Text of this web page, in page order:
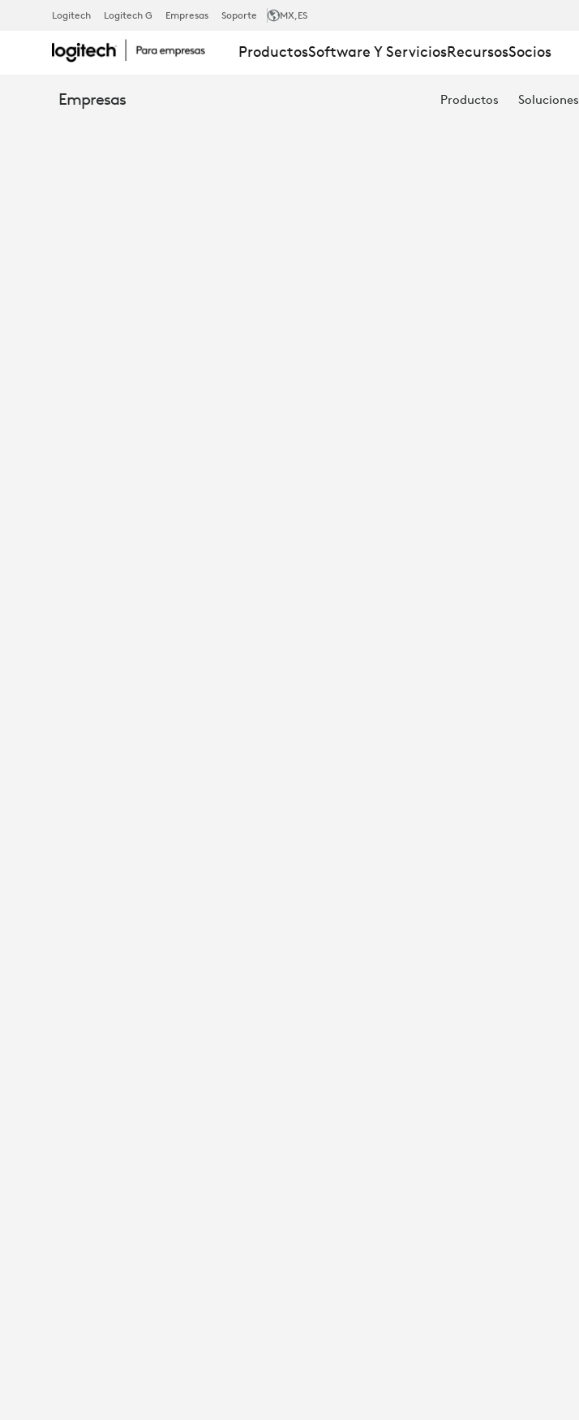
PIEZA
DE
Logitech Logitech G Empresas Soporte MX,ES
ProductosSoftware Y ServiciosRecursosSocios
Empresas Productos Soluciones